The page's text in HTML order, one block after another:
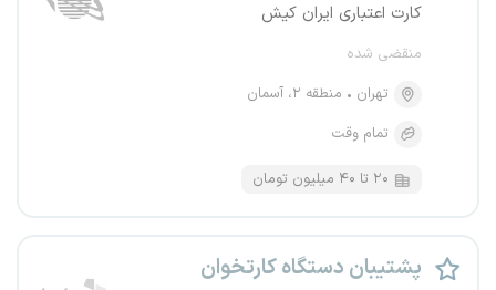
کارت اعتباری ایران کیش
منقضی شده
تهران
منطقه ۲، آسمان
تمام وقت
۲۰ تا ۴۰ میلیون تومان
پشتیبان دستگاه کارتخوان